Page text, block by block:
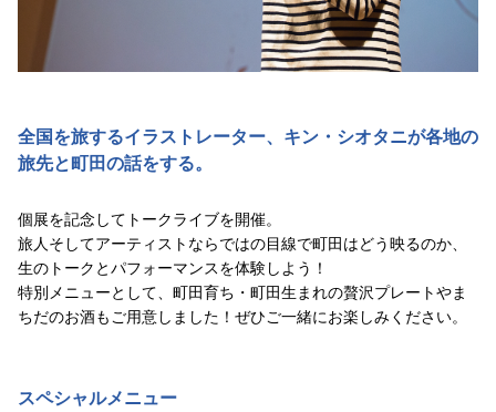
全国を旅するイラストレーター、キン・シオタニが各地の
旅先と町田の話をする。
個展を記念してトークライブを開催。
旅人そしてアーティストならではの目線で町田はどう映るのか、
生のトークとパフォーマンスを体験しよう！
特別メニューとして、町田育ち・町田生まれの贅沢プレートやま
ちだのお酒もご用意しました！ぜひご一緒にお楽しみください。
スペシャルメニュー